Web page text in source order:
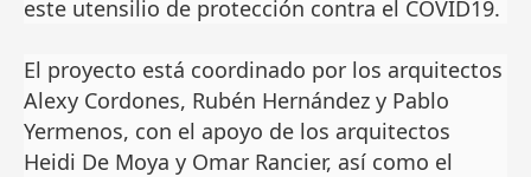
este utensilio de protección contra el COVID19.
El proyecto está coordinado por los arquitectos
Alexy Cordones, Rubén Hernández y Pablo
Yermenos, con el apoyo de los arquitectos
Heidi De Moya y Omar Rancier, así como el